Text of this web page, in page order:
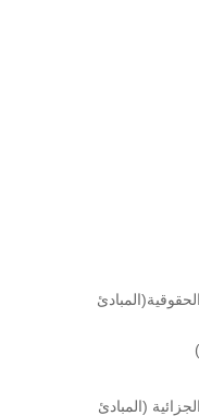
(المبادئ